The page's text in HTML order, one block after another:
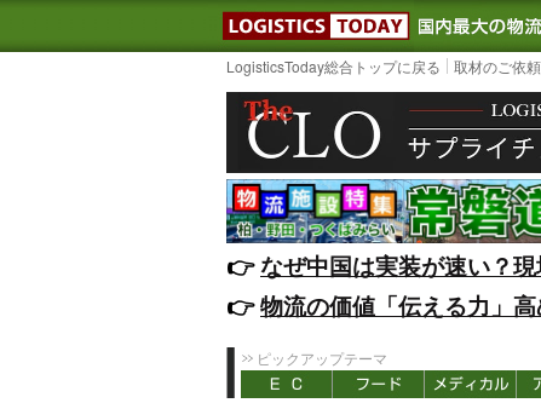
LOGISTICS
LogisticsToday総合トップに戻る 取材のご依
👉️なぜ中国は実装が速い？
👉️物流の価値「伝える力」
ピックアップテーマ